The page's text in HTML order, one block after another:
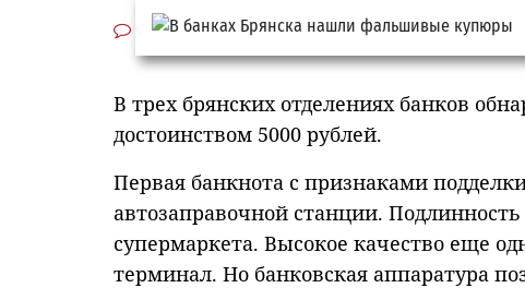
В трех брянских отделениях банков
достоинством 5000 рублей.
Первая банкнота с признаками
автозаправочной станции.
супермаркета. Высокое качество еще
терминал. Но банковская аппаратура